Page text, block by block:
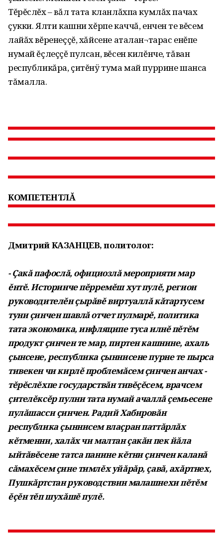
Тĕрĕслĕх – вăл тата кланлăхпа кумлăх пачах
çукки. Ялти кашни хĕрпе каччă, енчен те вĕсем
лайăх вĕренеççĕ, хăйсене аталан¬тарас енĕпе
нумай ĕçлеççĕ пулсан, вĕсен килĕнче, тăван
республикăра, çитĕнÿ тума май пуррине шанса
тăмалла.
КОМПЕТЕНТЛĂ
Дмитрий КАЗАНЦЕВ, политолог:
- Çакă пафослă, официозлă мероприяти мар
ĕнтĕ. Историнче пĕрремĕш хут пулĕ, регион
руководителĕн çырăвĕ виртуаллă кăтартусем
туни çинчен шавлă отчет пулмарĕ, политика
тата экономика, инфляципе туса илнĕ пĕтĕм
продукт çинчен те мар, пиртен кашнине, ахаль
çынсене, республика çыннисене пурне те пырса
тивекен чи кирлĕ проблемăсем çинчен анчах -
тĕрĕслĕхпе государствăн тивĕçĕсем, врачсем
çителĕксĕр пулни тата нумай ачаллă çемьесене
пулăшасси çинчен. Радий Хабировăн
республика çыннисем влаçран паттăрлăх
кĕтменни, халăх чи малтан çакăн пек йăла
ыйтăвĕсене татса панине кĕтни çинчен каланă
сăмахĕсем çине тимлĕх уйăрăр, çавă, ахăртнех,
Пушкăртстан руководствин малашнехи пĕтĕм
ĕçĕн тĕп шухăшĕ пулĕ.